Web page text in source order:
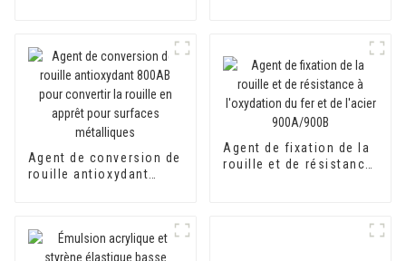
Agent de conversion de
rouille antioxydant
Agent de fixation de la
rouille et de résistance